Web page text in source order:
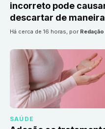
incorreto pode
descartar de
há cerca de 16 horas, por
SAÚDE